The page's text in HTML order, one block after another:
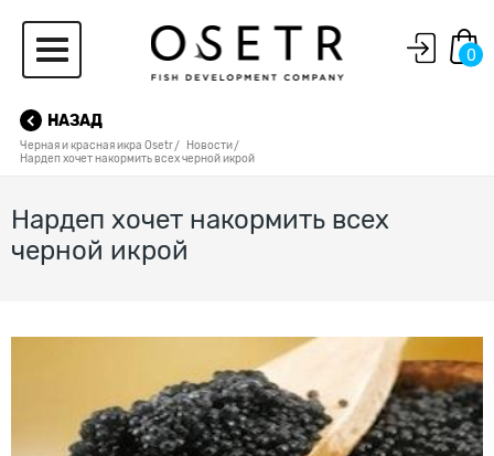
0
НАЗАД
Черная и красная икра Osetr
Новости
Нардеп хочет накормить всех черной икрой
Нардеп хочет накормить всех
черной икрой